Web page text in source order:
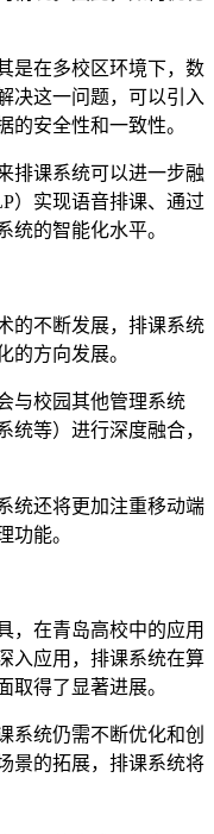
是在多校区环境下，数
决这一问题，可以引入
的安全性和一致性。
排课系统可以进一步融
）实现语音排课、通过
统的智能化水平。
的不断发展，排课系统
的方向发展。
与校园其他管理系统
统等）进行深度融合，
统还将更加注重移动端
功能。
，在青岛高校中的应用
入应用，排课系统在算
取得了显著进展。
系统仍需不断优化和创
景的拓展，排课系统将